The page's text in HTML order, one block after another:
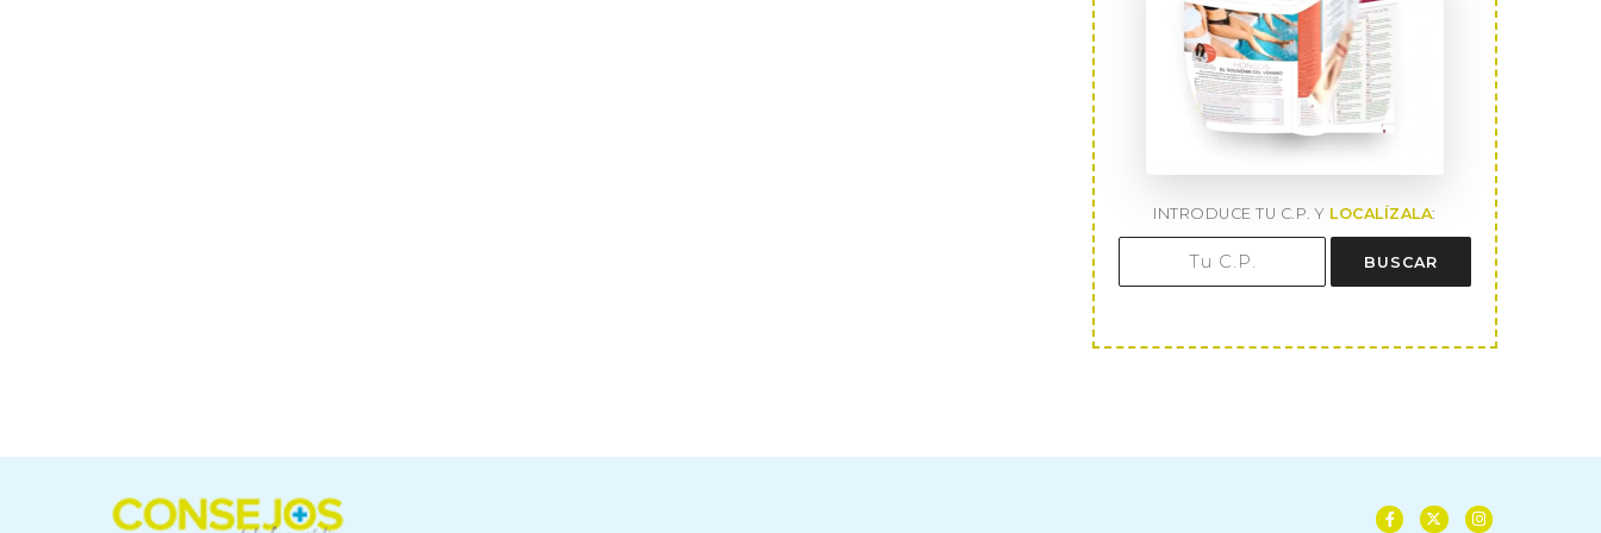
INTRODUCE TU C.P. Y LOCALÍZALA:
BUSCAR